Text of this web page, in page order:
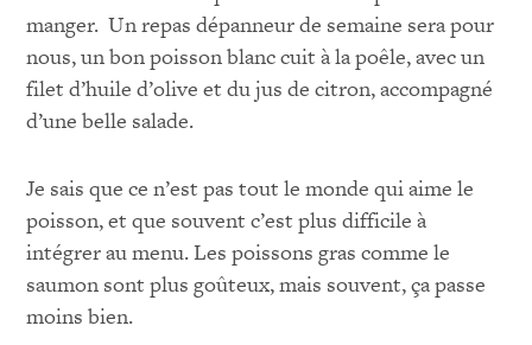
manger. Un repas dépanneur de semaine sera pour
nous, un bon poisson blanc cuit à la poêle, avec un
filet d’huile d’olive et du jus de citron, accompagné
d’une belle salade.
Je sais que ce n’est pas tout le monde qui aime le
poisson, et que souvent c’est plus difficile à
intégrer au menu. Les poissons gras comme le
saumon sont plus goûteux, mais souvent, ça passe
moins bien.